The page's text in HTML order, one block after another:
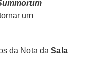
um
da Nota daSala